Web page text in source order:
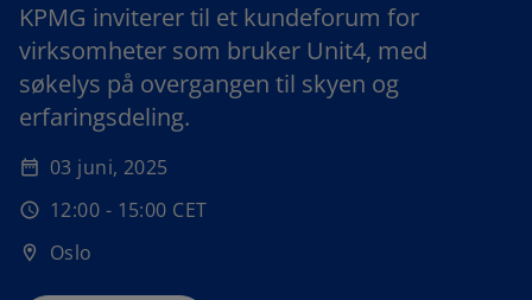
KPMG inviterer til et kundeforum for
virksomheter som bruker Unit4, med
søkelys på overgangen til skyen og
erfaringsdeling.
date_range 03 juni, 2025
schedule 12:00 - 15:00 CET
location_on Oslo
o
p
e
n